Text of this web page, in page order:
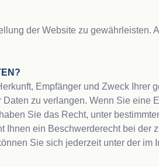
der Website zu
Empfänger und Zweck
zu verlangen. Wenn Sie
Sie das Recht, unter
ein Beschwerderecht bei der
Sie sich jederzeit unter der im